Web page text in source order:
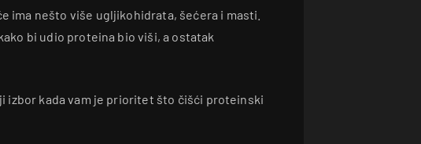
ima nešto više ugljikohidrata, šećera i masti.
bi udio proteina bio viši, a ostatak
izbor kada vam je prioritet što čišći proteinski